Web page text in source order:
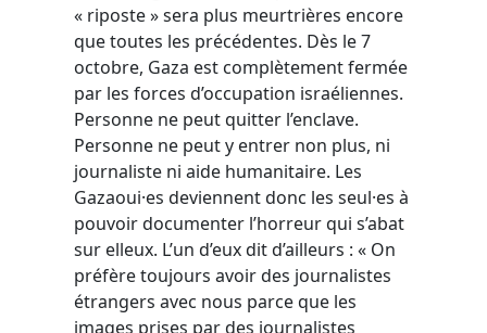
« riposte » sera plus meurtrières encore
que toutes les précédentes. Dès le 7
octobre, Gaza est complètement fermée
par les forces d’occupation israéliennes.
Personne ne peut quitter l’enclave.
Personne ne peut y entrer non plus, ni
journaliste ni aide humanitaire. Les
Gazaoui·es deviennent donc les seul·es à
pouvoir documenter l’horreur qui s’abat
sur elleux. L’un d’eux dit d’ailleurs : « On
préfère toujours avoir des journalistes
étrangers avec nous parce que les
images prises par des journalistes